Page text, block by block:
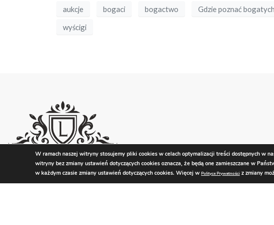
aukcje bogaci bogactwo Gdzie poznać
wyścigi
W ramach naszej witryny stosujemy pliki cookies w celach optymalizacji treści dostępnych w
witryny bez zmiany ustawień dotyczących cookies oznacza, że będą one zamieszczane w
w każdym czasie zmiany ustawień dotyczących cookies. Więcej w Polityce Prywatności z zmiany